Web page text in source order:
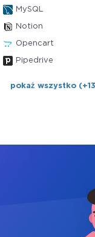
MySQL
Notion
Opencart
Pipedrive
pokaż wszystko